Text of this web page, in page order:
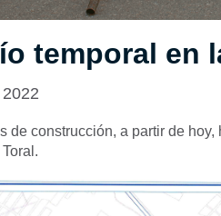
temporal en
de construcción, a partir de